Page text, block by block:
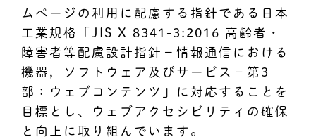
ムページの利用に配慮する指針である日本
工業規格「JIS X 8341-3:2016 高齢者・
障害者等配慮設計指針－情報通信における
機器，ソフトウェア及びサービス－第3
部：ウェブコンテンツ」に対応することを
目標とし、ウェブアクセシビリティの確保
と向上に取り組んでいます。